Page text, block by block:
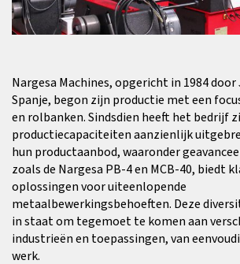
Nargesa Machines, opgericht in 1984
Spanje, begon zijn productie met een
en rolbanken. Sindsdien heeft het bedrijf
productiecapaciteiten aanzienlijk
hun productaanbod, waaronder
zoals de Nargesa PB-4 en MCB-40, biedt
oplossingen voor uiteenlopende
metaalbewerkingsbehoeften. Deze
in staat om tegemoet te komen aan
industrieën en toepassingen, van
werk.